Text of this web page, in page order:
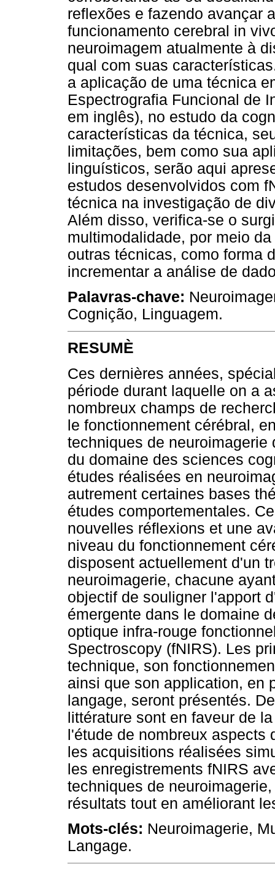
reflexões e fazendo avançar
funcionamento cerebral in
neuroimagem atualmente à
qual com suas
a aplicação de uma técnica
Espectrografia Funcional de
em inglês), no estudo da
características da técnica,
limitações, bem como sua
linguísticos, serão aqui
estudos desenvolvidos com
técnica na investigação de
Além disso, verifica-se o
multimodalidade, por meio
outras técnicas, como forma
incrementar a análise de
Palavras-chave:
Cognição, Linguagem.
RESUMÈ
Ces dernières années,
période durant laquelle on a
nombreux champs de
le fonctionnement cérébral,
techniques de
du domaine des sciences
études réalisées en
autrement certaines bases
études comportementales.
nouvelles réflexions et une
niveau du fonctionnement
disposent actuellement d'un
neuroimagerie, chacune
objectif de souligner l'apport
émergente dans le domaine
optique infra-rouge
Spectroscopy (fNIRS). Les
technique, son
ainsi que son application, en
langage, seront présentés.
littérature sont en faveur de
l'étude de nombreux aspects
les acquisitions réalisées
les enregistrements fNIRS
techniques de
résultats tout en améliorant
Mots-clés: Neuroimagerie,
Langage.